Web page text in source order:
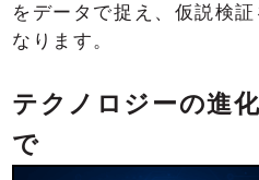
をデータで捉え、仮説検
なります。
テクノロジーの進
で